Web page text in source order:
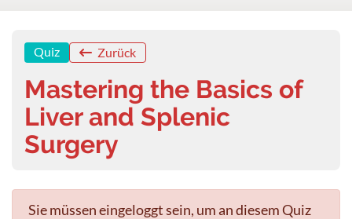
Quiz Zurück
Mastering the Basics of
Liver and Splenic
Surgery
Sie müssen eingeloggt sein, um an diesem Quiz